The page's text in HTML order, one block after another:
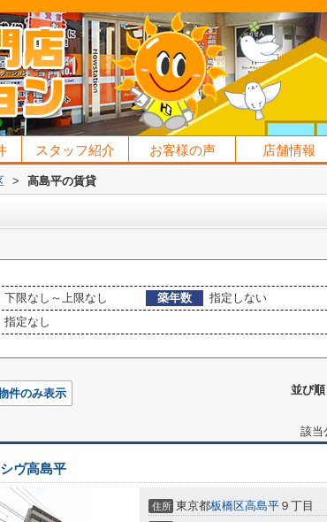
スタッフ紹介 お客様の声 店舗情報
> 高島平の賃貸
下限なし～上限なし 築年数
指定しない
指定なし
並び順
件のみ表示
該当
ヴ高島平
住所 東京都板橋区高島平 ９丁目